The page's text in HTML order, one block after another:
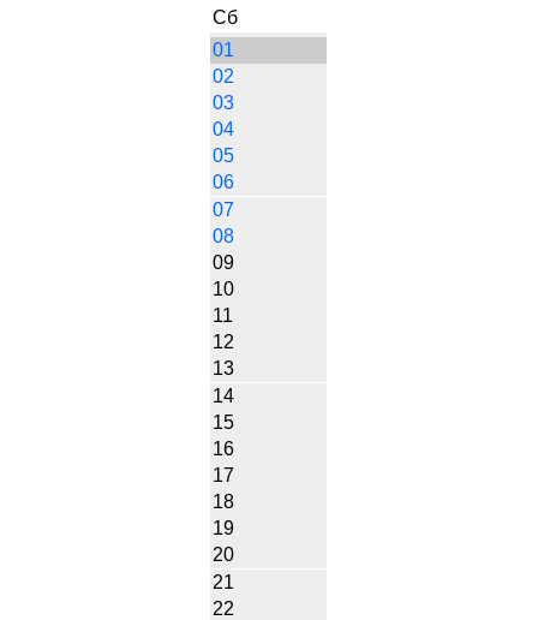
Сб
01
02
03
04
05
06
07
08
09
10
11
12
13
14
15
16
17
18
19
20
21
22